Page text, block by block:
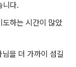
니다.
도하는 시간이 많았
을 더 가까이 섬길